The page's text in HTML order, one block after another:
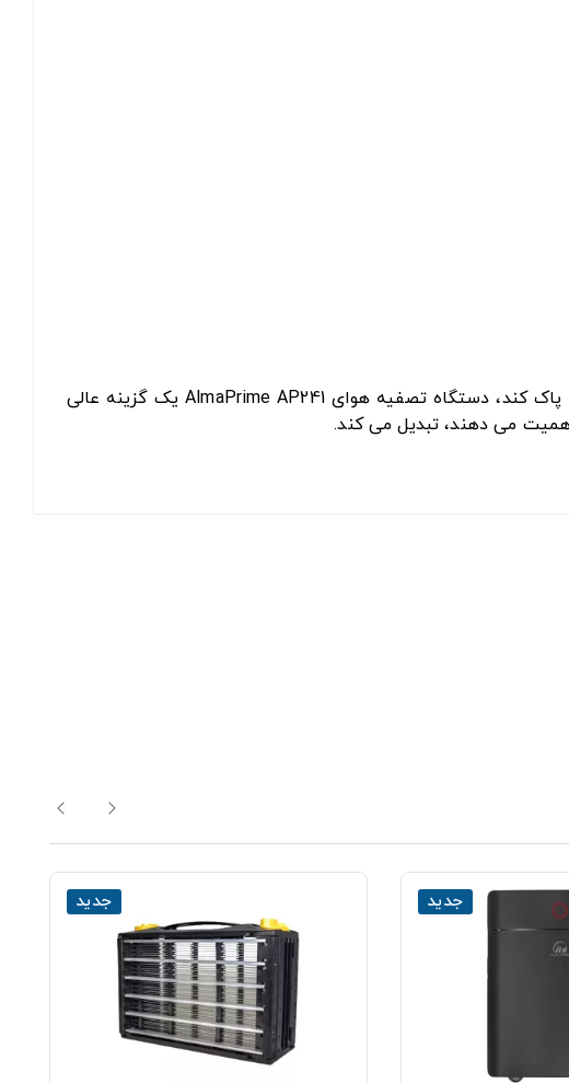
اگر به دنبال یک دستگاه تصفیه هوا با کیفیت بالا هستید که بتواند هوای خانه یا محل کار شما را از آلاینده ها پاک کند، دستگاه تصفیه هوای AlmaPrime AP241 یک گزینه عالی
می دهند، تبدیل می کند.
جدید جدید